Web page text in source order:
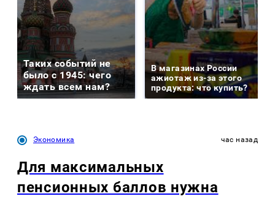
Таких событий не
было с 1945: чего
ждать всем нам?
В магазинах России
ажиотаж из-за этого
продукта: что купить?
Экономика час назад
Для максимальных
пенсионных баллов нужна